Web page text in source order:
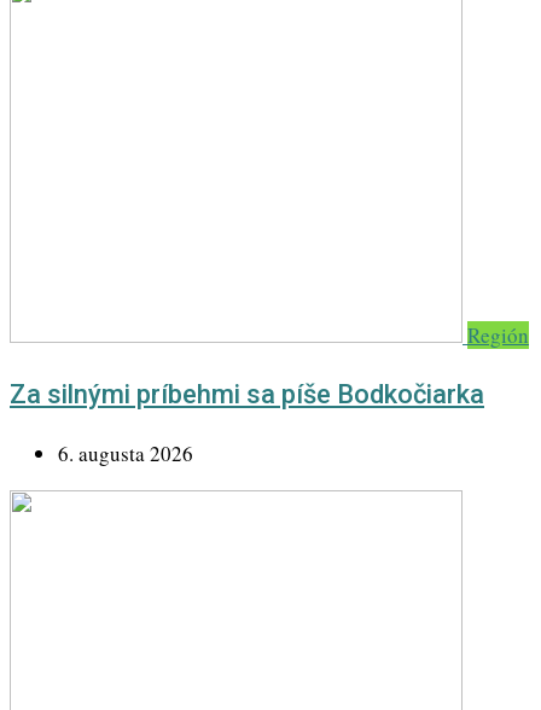
Región
Za silnými príbehmi sa píše Bodkočiarka
6. augusta 2026